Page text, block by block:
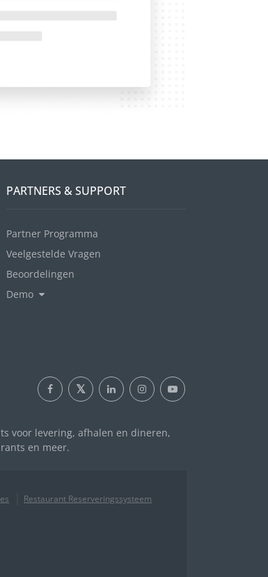
PARTNERS & SUPPORT
Partner Programma
Veelgestelde Vragen
Beoordelingen
Demo
voor levering, afhalen en dineren,
en meer.
Restaurant Reserveringssysteem